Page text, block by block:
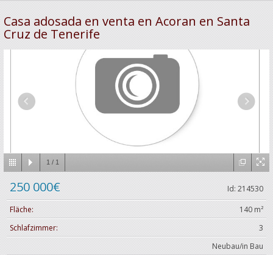
Casa adosada en venta en Acoran en Santa
Cruz de Tenerife
1 / 1
Id: 214530
250 000€
Fläche:
140 m²
Schlafzimmer:
3
Neubau/in Bau